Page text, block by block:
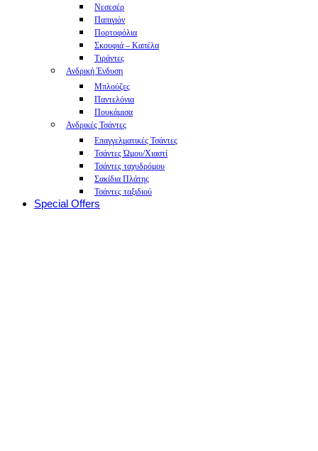
Νεσεσέρ
Παπιγιόν
Πορτοφόλια
Σκουφιά – Καπέλα
Τιράντες
Ανδρική Ένδυση
Μπλούζες
Παντελόνια
Πουκάμισα
Ανδρικές Τσάντες
Επαγγελματικές Τσάντες
Τσάντες Ώμου/Χιαστί
Τσάντες ταχυδρόμου
Σακίδια Πλάτης
Τσάντες ταξιδιού
Special Offers